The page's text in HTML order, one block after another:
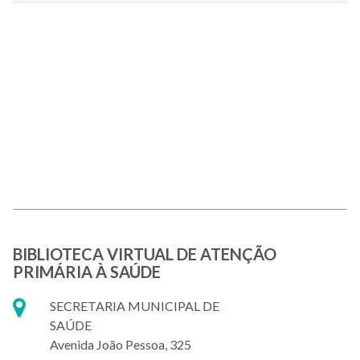
BIBLIOTECA VIRTUAL DE ATENÇÃO
PRIMÁRIA À SAÚDE
SECRETARIA MUNICIPAL DE
SAÚDE
Avenida João Pessoa, 325